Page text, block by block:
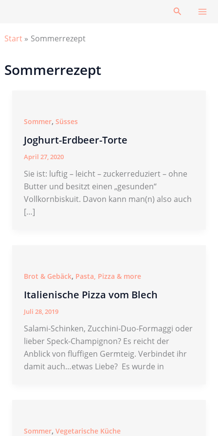
Suchen
Start Sommerrezept
Sommerrezept
Sommer, Süsses
Joghurt-Erdbeer-Torte
April 27, 2020
Sie ist: luftig – leicht – zuckerreduziert – ohne
Butter und besitzt einen „gesunden“
Vollkornbiskuit. Davon kann man(n) also auch
[…]
Brot & Gebäck, Pasta, Pizza & more
Italienische Pizza vom Blech
Juli 28, 2019
Salami-Schinken, Zucchini-Duo-Formaggi oder
lieber Speck-Champignon? Es reicht der
Anblick von fluffigen Germteig. Verbindet ihr
damit auch…etwas Liebe? Es wurde in
Sommer, Vegetarische Küche